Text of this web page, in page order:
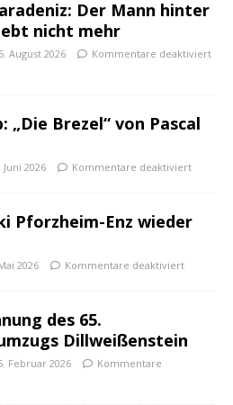
Der Mann hinter
nicht mehr
August 2026 Kommentare deaktiviert
„Die Brezel“ von Pascal
Juni 2026 Kommentare deaktiviert
Pforzheim-Enz wieder
2026 Kommentare deaktiviert
des 65.
Dillweißenstein
Februar 2026
Kommentare